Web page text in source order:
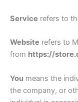
Service refers to
Website refers to
from https://
You means the
the company, or